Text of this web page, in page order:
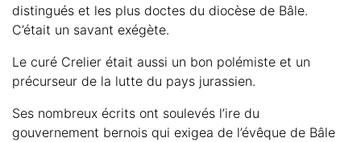
distingués et les plus doctes du diocèse de Bâle.
C’était un savant exégète.
Le curé Crelier était aussi un bon polémiste et un
précurseur de la lutte du pays jurassien.
Ses nombreux écrits ont soulevés l’ire du
gouvernement bernois qui exigea de l’évêque de Bâle